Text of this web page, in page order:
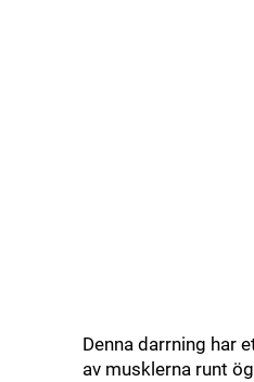
Denna darrning har
av musklerna runt